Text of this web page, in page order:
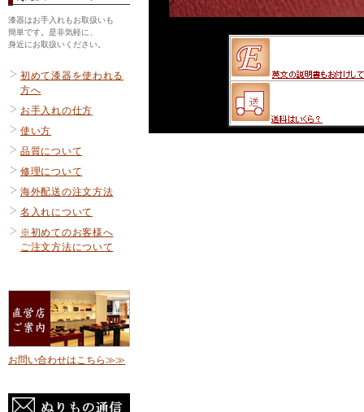
漆器はお手入れもお取扱いも
簡単です。是非気軽に、
身近にお取扱いください。
初めて漆器を使われる
方へ
お手入れの仕方
使い方
品質について
修理について
海外配送の注文方法
名入れについて
※初めてのお客様へ
ご注文方法について
お問い合わせはこちら≫≫